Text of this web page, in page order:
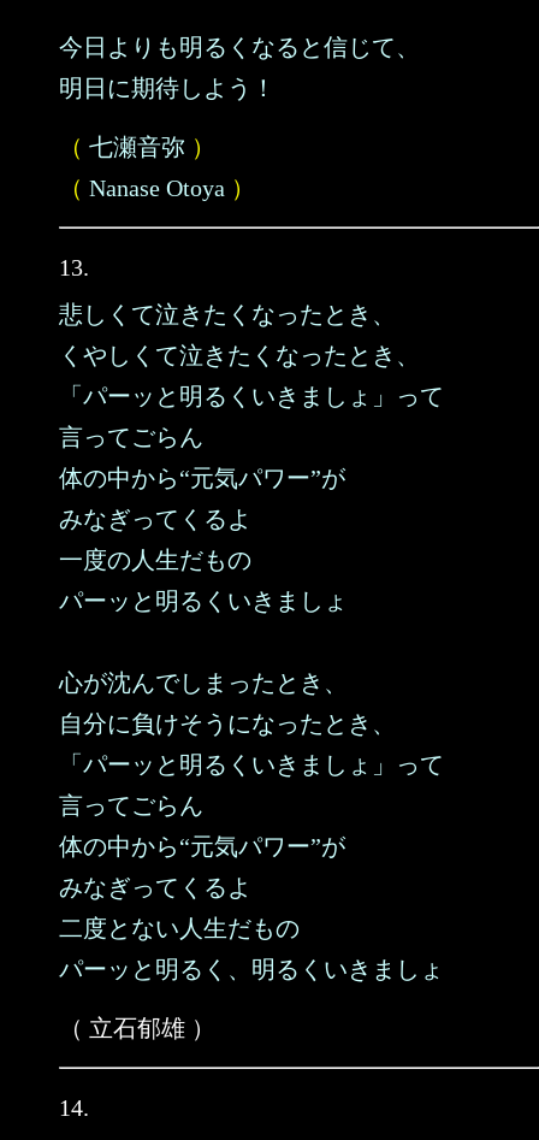
今日よりも明るくなると信じて、
明日に期待しよう！
（ 七瀬音弥 ）
（ Nanase Otoya ）
13.
悲しくて泣きたくなったとき、
くやしくて泣きたくなったとき、
「パーッと明るくいきましょ」って
言ってごらん
体の中から“元気パワー”が
みなぎってくるよ
一度の人生だもの
パーッと明るくいきましょ
心が沈んでしまったとき、
自分に負けそうになったとき、
「パーッと明るくいきましょ」って
言ってごらん
体の中から“元気パワー”が
みなぎってくるよ
二度とない人生だもの
パーッと明るく、明るくいきましょ
（ 立石郁雄 ）
14.